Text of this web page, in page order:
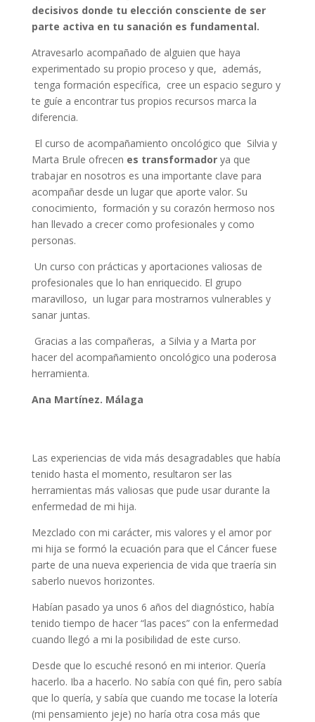
decisivos donde tu elección consciente de ser
parte activa en tu sanación es fundamental.
Atravesarlo acompañado de alguien que haya
experimentado su propio proceso y que, además,
tenga formación específica, cree un espacio seguro y
te guíe a encontrar tus propios recursos marca la
diferencia.
El curso de acompañamiento oncológico que Silvia y
Marta Brule ofrecen es transformadorya que
trabajar en nosotros es una importante clave para
acompañar desde un lugar que aporte valor. Su
conocimiento, formación y su corazón hermoso nos
han llevado a crecer como profesionales y como
personas.
Un curso con prácticas y aportaciones valiosas de
profesionales que lo han enriquecido. El grupo
maravilloso, un lugar para mostrarnos vulnerables y
sanar juntas.
Gracias a las compañeras, a Silvia y a Marta por
hacer del acompañamiento oncológico una poderosa
herramienta.
Ana Martínez. Málaga
Las experiencias de vida más desagradables que había
tenido hasta el momento, resultaron ser las
herramientas más valiosas que pude usar durante la
enfermedad de mi hija.
Mezclado con mi carácter, mis valores y el amor por
mi hija se formó la ecuación para que el Cáncer fuese
parte de una nueva experiencia de vida que traería sin
saberlo nuevos horizontes.
Habían pasado ya unos 6 años del diagnóstico, había
tenido tiempo de hacer “las paces” con la enfermedad
cuando llegó a mi la posibilidad de este curso.
Desde que lo escuché resonó en mi interior. Quería
hacerlo. Iba a hacerlo. No sabía con qué fin, pero sabía
que lo quería, y sabía que cuando me tocase la lotería
(mi pensamiento jeje) no haría otra cosa más que